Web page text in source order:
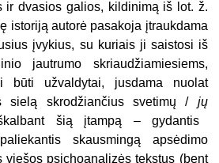
ir dvasios galios, kildinimą iš lot. ž.
istoriją autorė pasakoja įtraukdama
įvykius, su kuriais ji saistosi iš
jautrumo skriaudžiamiesiems,
būti užvaldytai, jusdama nuolat
sielą skrodžiančius svetimų / jų
šią įtampą – gydantis
skausmingą apsėdimo
viešos psichoanalizės tekstus (bent